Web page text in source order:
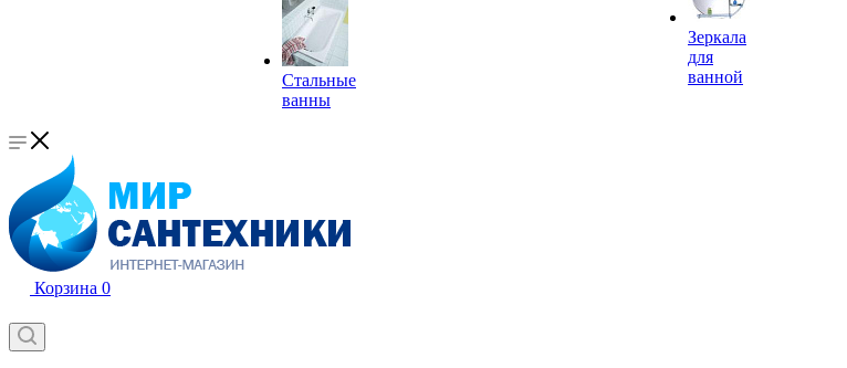
Стальные
ванны
Зеркала
для
ванной
Корзина 0